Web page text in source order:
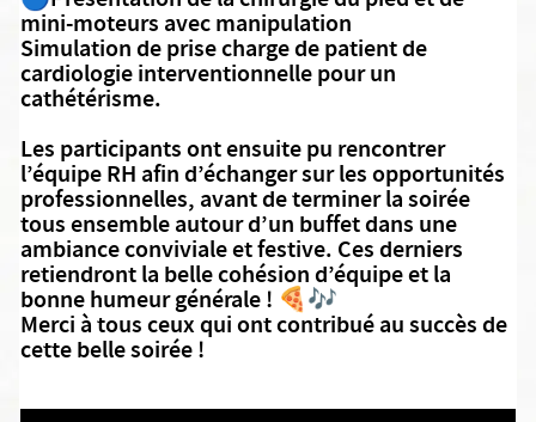
mini-moteurs avec manipulation
Simulation de prise charge de patient de
cardiologie interventionnelle pour un
cathétérisme.
Les participants ont ensuite pu rencontrer
l’équipe RH afin d’échanger sur les opportunités
professionnelles, avant de terminer la soirée
tous ensemble autour d’un buffet dans une
ambiance conviviale et festive. Ces derniers
retiendront la belle cohésion d’équipe et la
bonne humeur générale ! 🍕🎶
Merci à tous ceux qui ont contribué au succès de
cette belle soirée !